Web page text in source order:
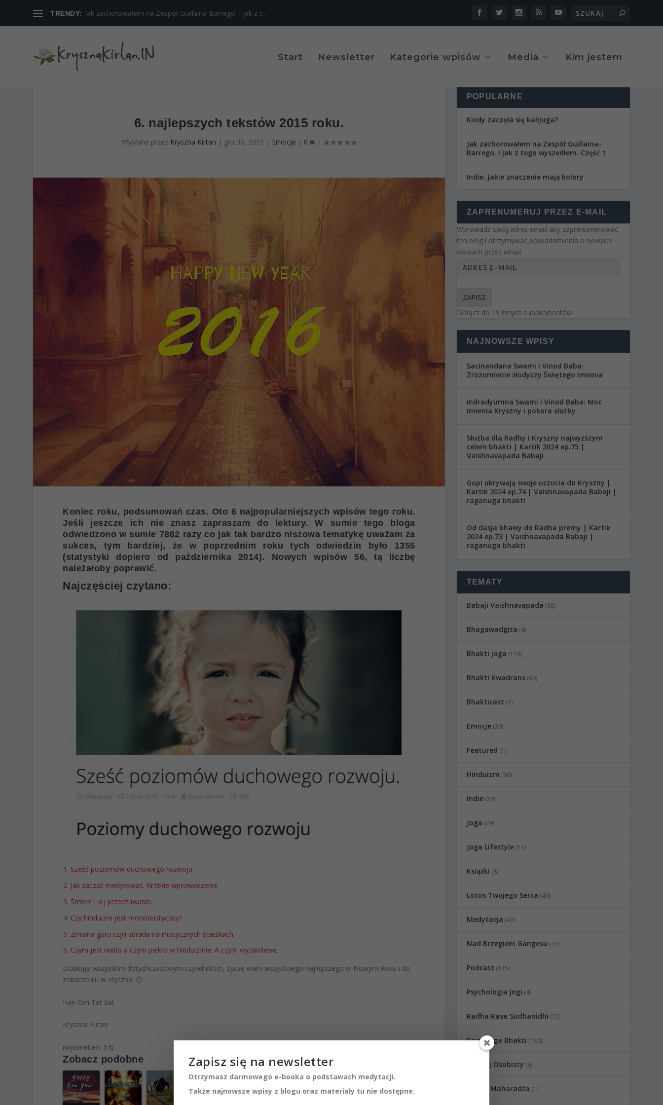
TRENDY: Jak zachorowałem na Zespół Guillaina-Barrego. I jak z t...
Start Newsletter Kategorie wpisów Media Kim jestem
6. najlepszych tekstów 2015 roku.
Wysłane przez Kryszna Kirtan | gru 30, 2015 | Emocje | 0 |
Koniec roku, podsumowań czas. Oto 6 najpopularniejszych wpisów tego roku.
Jeśli jeszcze ich nie znasz zapraszam do lektury. W sumie tego bloga
odwiedzono w sumie 7862 razy co jak tak bardzo niszowa tematykę uważam za
sukces, tym bardziej, że w poprzednim roku tych odwiedzin było 1355
(statystyki dopiero od października 2014). Nowych wpisów 56, tą liczbę
należałoby poprawić.
Najczęściej czytano:
Sześć poziomów duchowego rozwoju
Jak zacząć medytować. Krótkie wprowadzenie.
Śmierć i jej przeczuwanie.
Czy hinduizm jest monoteistyczny?
Zmiana guru czyli zdrada na mistycznych ścieżkach.
Czym jest niebo a czym piekło w hinduizmie. A czym wyzwolenie.
Dziękuję wszystkim dotychczasowym czytelnikom, życzę wam wszystkiego najlepszego w Nowym Roku i do
zobaczeniu w styczniu 🙂
Hari Om Tat Sat
Kryszna Kirtan
(wyświetleń: 54)
Zobacz podobne
POPULARNE
Kiedy zaczęła się kalijuga?
Jak zachorowałem na Zespół Guillaina-
Barrego. I jak z tego wyszedłem. Część 1
Indie. Jakie znaczenie mają kolory
ZAPRENUMERUJ PRZEZ E-MAIL
Wprowadź swój adres email aby zaprenumerować
ten blog i otrzymywać powiadomienia o nowych
wpisach przez email.
ZAPISZ
Dołącz do 19 innych subskrybentów
NAJNOWSZE WPISY
Sacinandana Swami i Vinod Baba:
Zrozumienie słodyczy Świętego Imienia
Indradyumna Swami i Vinod Baba: Moc
imienia Kryszny i pokora służby
Służba dla Radhy i Kryszny najwyższym
celem bhakti | Kartik 2024 ep.75 |
Vaishnavapada Babaji
Gopi ukrywają swoje uczucia do Kryszny |
Kartik 2024 ep.74 | Vaishnavapada Babaji |
raganuga bhakti
Od dasja bhawy do Radha premy | Kartik
2024 ep.73 | Vaishnavapada Babaji |
raganuga bhakti
TEMATY
Babaji Vaishnavapada (80)
Bhagawadgita (4)
Bhakti joga (118)
Bhakti Kwadrans(90)
Bhakticast (7)
Emocje(30)
Featured (1)
Hinduizm (90)
Indie(26)
Joga (29)
Joga Lifestyle(11)
Książki (8)
Lotos Twojego Serca (49)
Medytacja (43)
Nad Brzegiem Gangesu (47)
Podcast (135)
Psychologia jogi (4)
Radha Rasa Sudhanidhi (15)
Raganuga Bhakti (100)
Rozwój Osobisty (6)
Sadhu Maharadźa (1)
Zapisz się na newsletter
Otrzymasz darmowego e-booka o podstawach medytacji.
Także najnowsze wpisy z blogu oraz materiały tu nie dostępne.